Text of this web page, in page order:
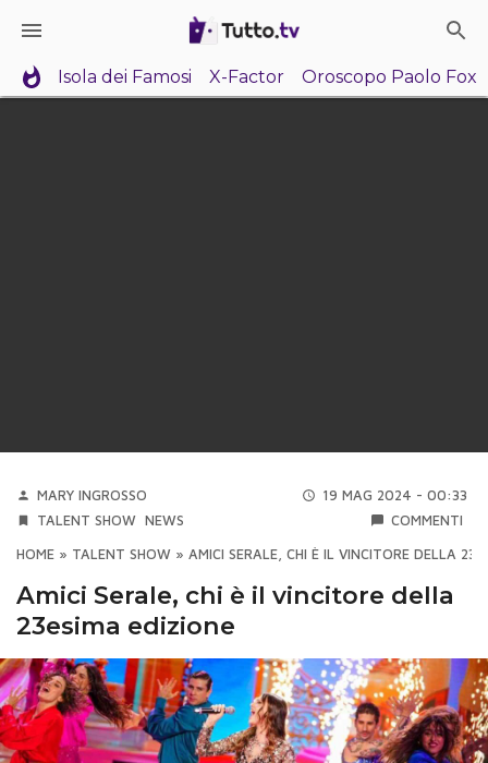
Isola dei Famosi X-Factor Oroscopo Paolo Fox
MARY INGROSSO
19 MAG 2024 - 00:33
TALENT SHOW NEWS COMMENTI
HOME » TALENT SHOW » AMICI SERALE, CHI È IL VINCITORE DELLA
Amici Serale, chi è il vincitore della
23esima edizione